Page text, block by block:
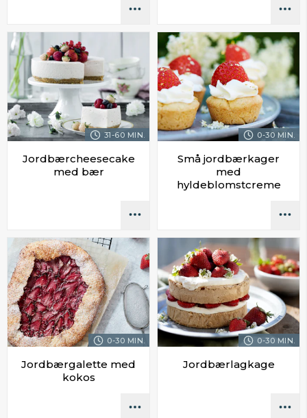
31-60 MIN.
Jordbærcheesecake
med bær
0-30 MIN.
Små jordbærkager
med
hyldeblomstcreme
0-30 MIN.
Jordbærgalette med
kokos
0-30 MIN.
Jordbærlagkage